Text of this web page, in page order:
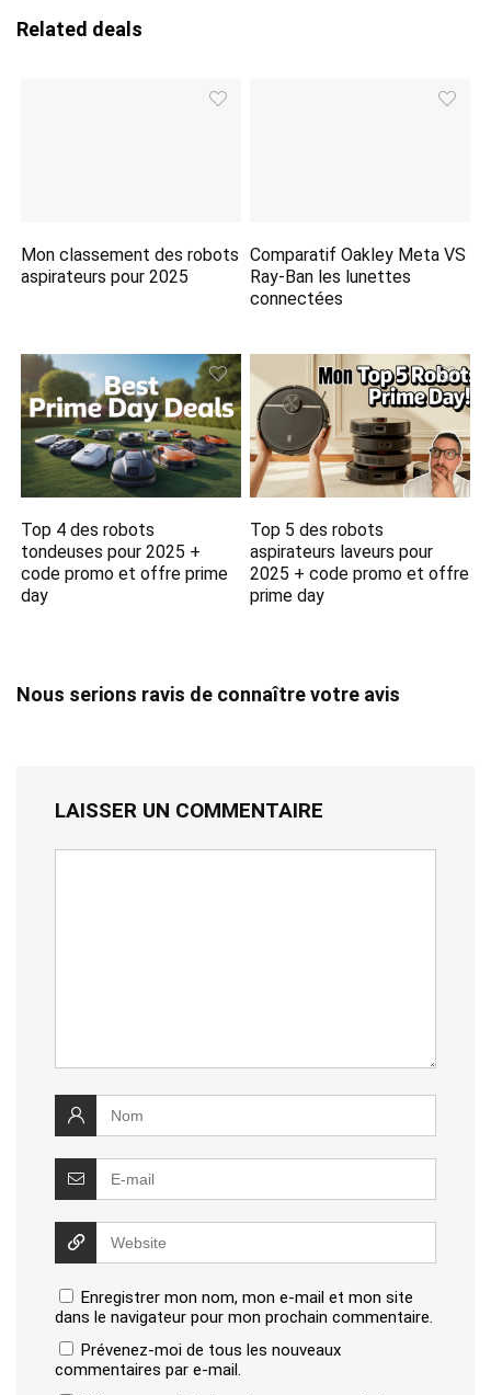
Related deals
Mon classement des robots
aspirateurs pour 2025
Comparatif Oakley Meta VS
Ray-Ban les lunettes
connectées
Top 4 des robots
tondeuses pour 2025 +
code promo et offre prime
day
Top 5 des robots
aspirateurs laveurs pour
2025 + code promo et offre
prime day
Nous serions ravis de connaître votre avis
LAISSER UN COMMENTAIRE
Enregistrer mon nom, mon e-mail et mon site
dans le navigateur pour mon prochain commentaire.
Prévenez-moi de tous les nouveaux
commentaires par e-mail.